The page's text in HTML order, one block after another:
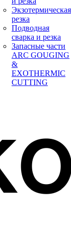
Экзотермическая
резка
Подводная
сварка и резка
Запасные части
ARC GOUGING
&
EXOTHERMIC
CUTTING